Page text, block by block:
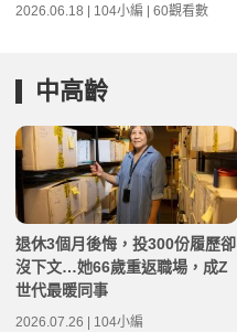
2026.06.18 | 104小編 | 60觀看數
中高齡
退休3個月後悔，投300份履歷卻
沒下文…她66歲重返職場，成Z
世代最暖同事
2026.07.26 | 104小編